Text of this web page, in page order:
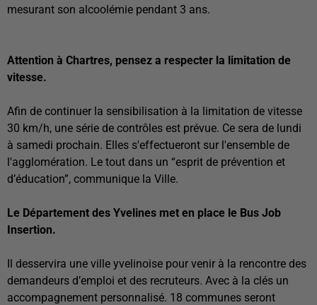
mesurant son alcoolémie pendant 3 ans.
Attention à Chartres, pensez a respecter la limitation de
vitesse.
Afin de continuer la sensibilisation à la limitation de vitesse
30 km/h, une série de contrôles est prévue. Ce sera de lundi
à samedi prochain. Elles s'effectueront sur l'ensemble de
l'agglomération. Le tout dans un “esprit de prévention et
d’éducation”, communique la Ville.
Le Département des Yvelines met en place le Bus Job
Insertion.
Il desservira une ville yvelinoise pour venir à la rencontre des
demandeurs d’emploi et des recruteurs. Avec à la clés un
accompagnement personnalisé. 18 communes seront